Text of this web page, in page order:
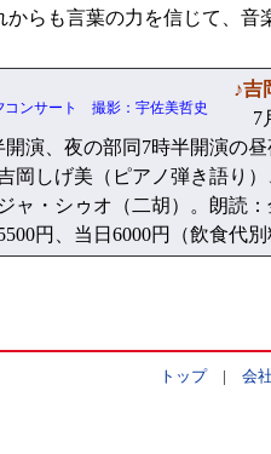
からも言葉の力を信じて、音
コンサート 撮影：宇佐美哲史
♪吉
7
演、夜の部同7時半開演の昼
岡しげ美（ピアノ弾き語り
ャ・シゥオ（二胡）。朗読：
円、当日6000円（飲食代
トップ| 会